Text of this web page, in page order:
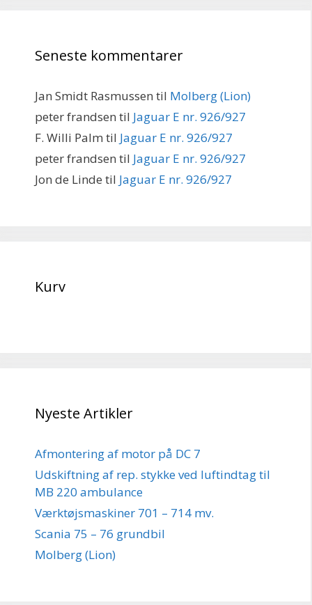
Seneste kommentarer
Jan Smidt Rasmussen til Molberg (Lion)
peter frandsen til Jaguar E nr. 926/927
F. Willi Palm til Jaguar E nr. 926/927
peter frandsen til Jaguar E nr. 926/927
Jon de Linde til Jaguar E nr. 926/927
Kurv
Nyeste Artikler
Afmontering af motor på DC 7
Udskiftning af rep. stykke ved luftindtag til
MB 220 ambulance
Værktøjsmaskiner 701 – 714 mv.
Scania 75 – 76 grundbil
Molberg (Lion)